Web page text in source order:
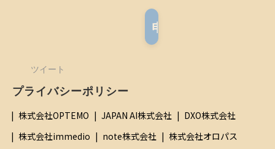
●
申
し
ツイート
プライバシーポリシー
株式会社OPTEMO
JAPAN AI株式会社
DXO株式会社
株式会社immedio
note株式会社
株式会社オロパス